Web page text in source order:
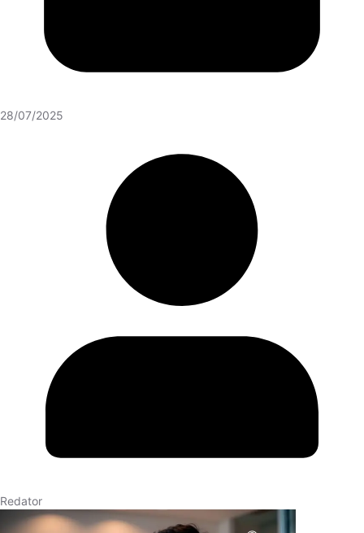
28/07/2025
Redator